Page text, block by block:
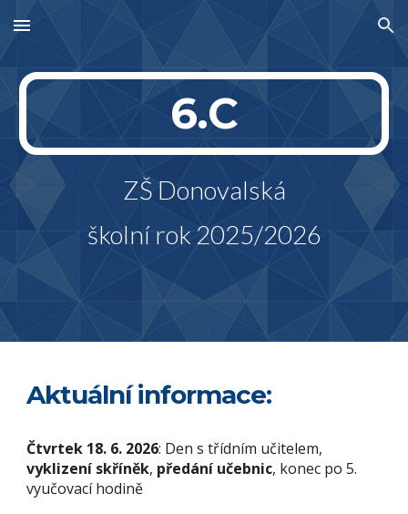
Skip to main content Skip to navigation
6.C
ZŠ Donovalská
školní rok 2025/2026
Aktuální informace:
Čtvrtek 18. 6. 2026: Den s třídním učitelem,
vyklizení skříněk, předání učebnic, konec po 5.
vyučovací hodině